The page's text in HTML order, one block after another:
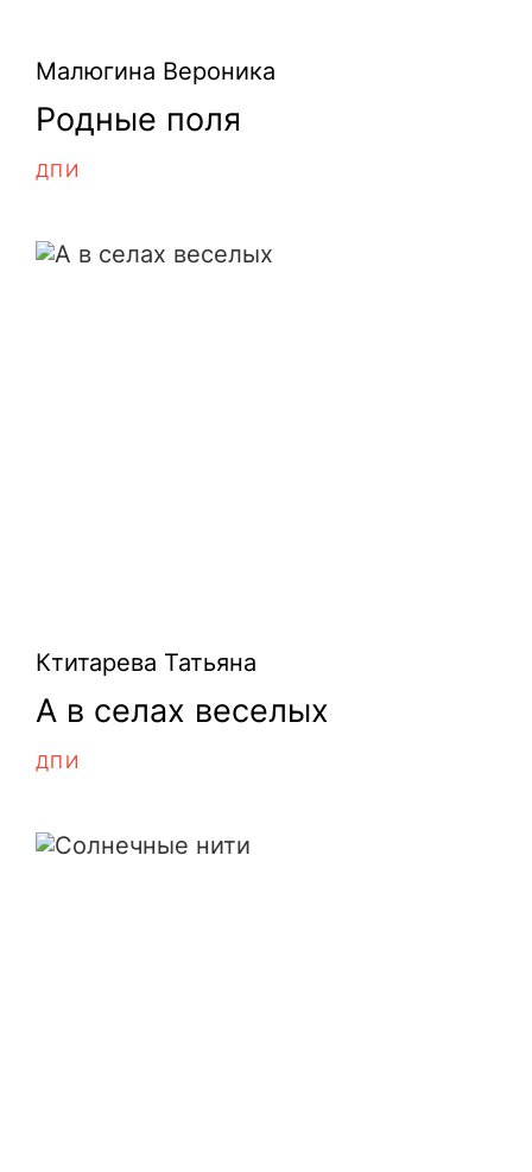
Малюгина Вероника
Родные поля
ДПИ
А в селах веселых
Ктитарева Татьяна
А в селах веселых
ДПИ
Солнечные нити